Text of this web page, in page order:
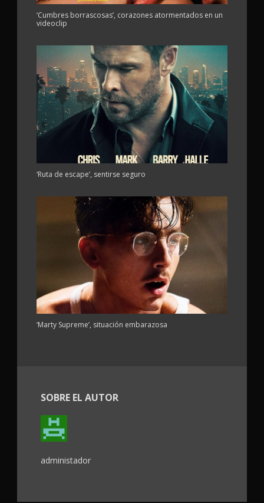
‘Cumbres borrascosas’, corazones atormentados en un
videoclip
‘Ruta de escape’, sentirse seguro
‘Marty Supreme’, situación embarazosa
SOBRE EL AUTOR
administador